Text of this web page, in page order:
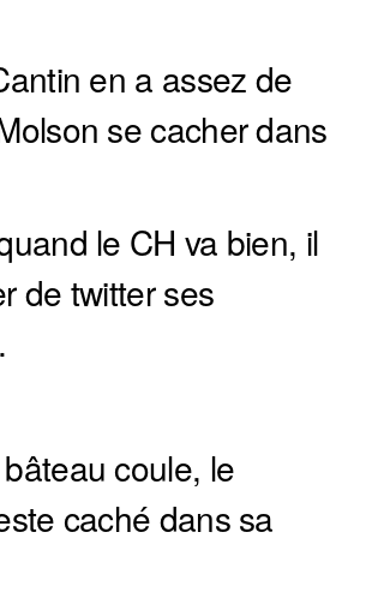
en a assez de
se cacher dans
le CH va bien, il
de twitter ses
coule, le
caché dans sa